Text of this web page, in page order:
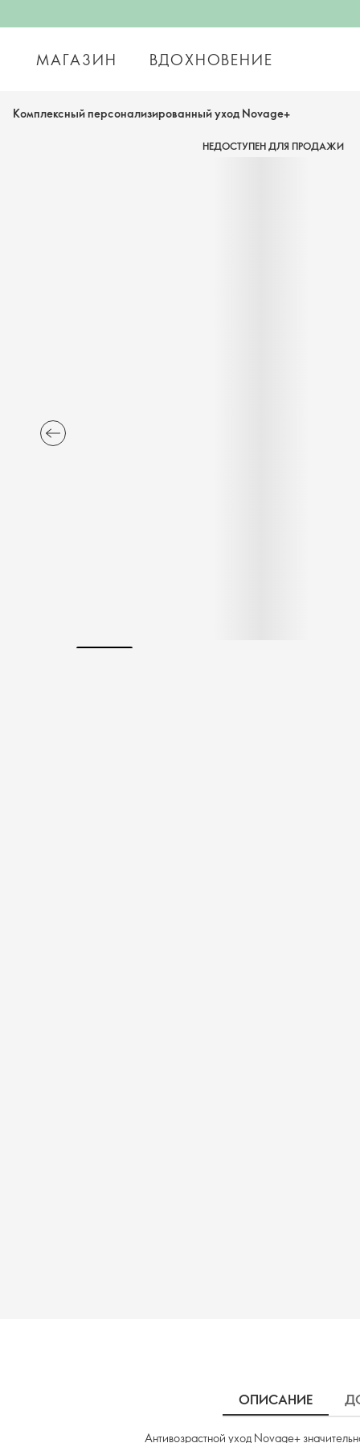
МАГАЗИН ВДОХНОВЕНИЕ
Комплексный персонализированный уход Novage+
НЕДОСТУПЕН ДЛЯ ПРОДАЖИ
ОПИСАНИЕ
Антивозрастной уход Novage+